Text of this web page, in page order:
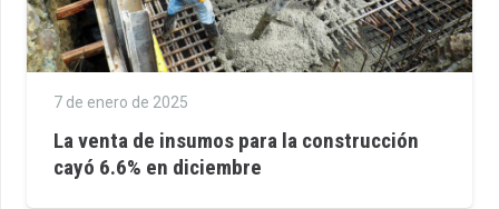
7 de enero de 2025
La venta de insumos para la construcción
cayó 6.6% en diciembre